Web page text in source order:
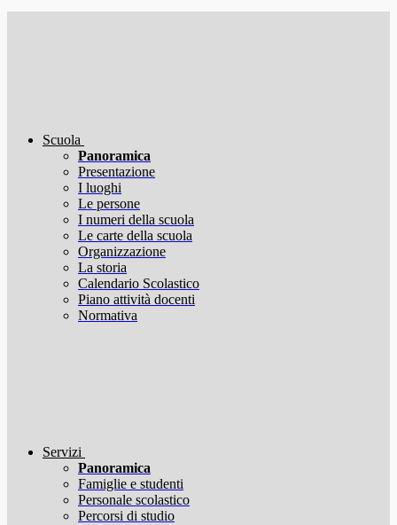
Scuola
Panoramica
Presentazione
I luoghi
Le persone
I numeri della scuola
Le carte della scuola
Organizzazione
La storia
Calendario Scolastico
Piano attività docenti
Normativa
Servizi
Panoramica
Famiglie e studenti
Personale scolastico
Percorsi di studio